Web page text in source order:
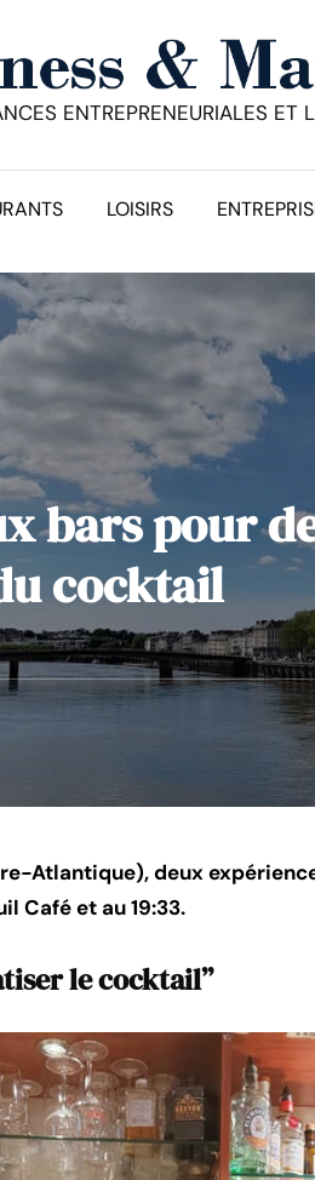
ENTREPRENEURIALES ET
LOISIRS
bars pour
cocktail
Atlantique), deux
Café et au 19:33.
le cocktail”